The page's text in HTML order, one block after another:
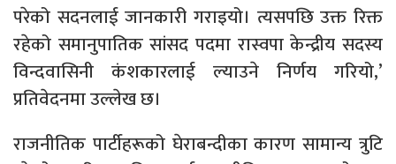
परेको सदनलाई जानकारी गराइयो। त्यसपछि उक्त रिक्त
रहेको समानुपातिक सांसद पदमा रास्वपा केन्द्रीय सदस्य
विन्दवासिनी कंशकारलाई ल्याउने निर्णय गरियो,’
प्रतिवेदनमा उल्लेख छ।
राजनीतिक पार्टीहरूको घेराबन्दीका कारण सामान्य त्रुटि